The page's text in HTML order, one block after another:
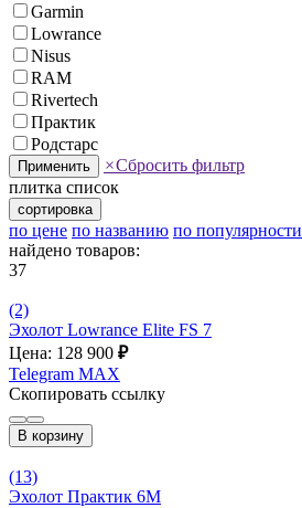
Garmin
Lowrance
Nisus
RAM
Rivertech
Практик
Родстарс
Применить ×Сбросить фильтр
плитка список
сортировка
по цене по названию по популярности
найдено товаров:
37
(2)
Эхолот Lowrance Elite FS 7
Цена: 128 900 ₽
Telegram MAX
Скопировать ссылку
В корзину
(13)
Эхолот Практик 6M